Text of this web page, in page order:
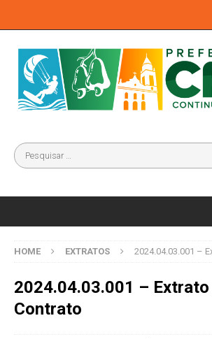
HOME EXTRATOS 2024.04.03.001 –
2024.04.03.001 –
Contrato